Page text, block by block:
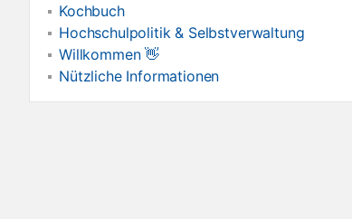
Kochbuch
Hochschulpolitik & Selbstverwaltung
Willkommen 👋
Nützliche Informationen